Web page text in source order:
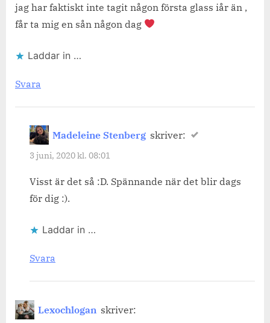
jag har faktiskt inte tagit någon första glass iår än ,
får ta mig en sån någon dag
Laddar in …
Svara
Madeleine Stenberg skriver:
3 juni, 2020 kl. 08:01
Visst är det så :D. Spännande när det blir dags
för dig :).
Laddar in …
Svara
Lexochlogan skriver: